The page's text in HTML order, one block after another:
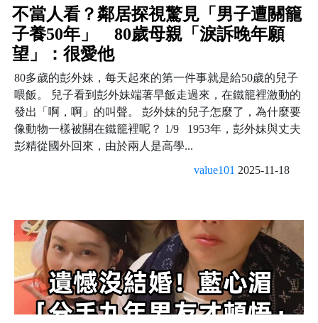
不當人看？鄰居探視驚見「男子遭關籠
子養50年」 80歲母親「淚訴晚年願
望」：很愛他
80多歲的彭外妹，每天起來的第一件事就是給50歲的兒子
喂飯。 兒子看到彭外妹端著早飯走過來，在鐵籠裡激動的
發出「啊，啊」的叫聲。 彭外妹的兒子怎麼了，為什麼要
像動物一樣被關在鐵籠裡呢？ 1/9 1953年，彭外妹與丈夫
彭精從國外回來，由於兩人是高學...
value101 2025-11-18